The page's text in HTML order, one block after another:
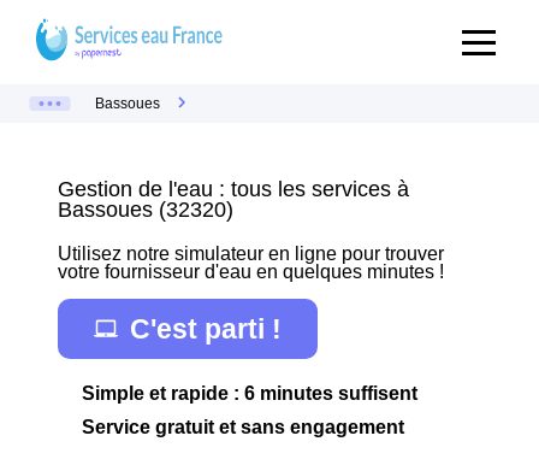
Bassoues
Gestion de l'eau : tous les services à
Bassoues (32320)
Utilisez notre simulateur en ligne pour trouver
votre fournisseur d'eau en quelques minutes !
C'est parti !
Simple et rapide : 6 minutes suffisent
Service gratuit et sans engagement